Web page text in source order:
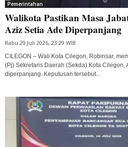
Pemerintahan
Walikota Pastikan Masa
Aziz Setia Ade Diperpanjang
Rabu 29 Juli 2026, 23:29 WIB
CILEGON – Wali Kota Cilegon, Robinsar,
(Pj) Sekretaris Daerah (Sekda) Kota Cilegon,
diperpanjang. Keputusan tersebut...